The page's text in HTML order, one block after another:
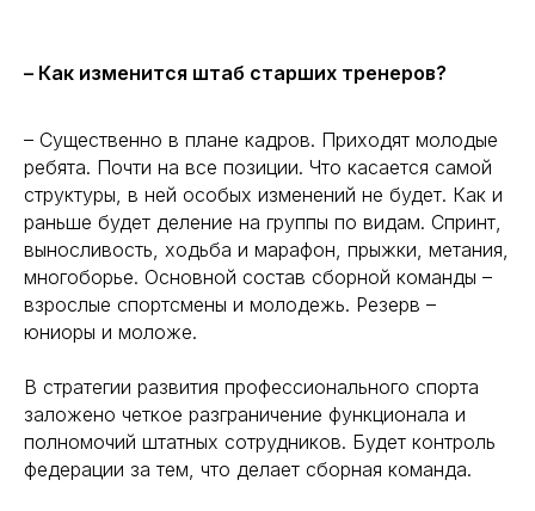
– Как изменится штаб старших тренеров?
– Существенно в плане кадров. Приходят молодые
ребята. Почти на все позиции. Что касается самой
структуры, в ней особых изменений не будет. Как и
раньше будет деление на группы по видам. Спринт,
выносливость, ходьба и марафон, прыжки, метания,
многоборье. Основной состав сборной команды –
взрослые спортсмены и молодежь. Резерв –
юниоры и моложе.
В стратегии развития профессионального спорта
заложено четкое разграничение функционала и
полномочий штатных сотрудников. Будет контроль
федерации за тем, что делает сборная команда.